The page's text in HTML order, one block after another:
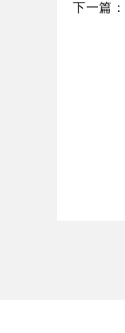
下一篇：